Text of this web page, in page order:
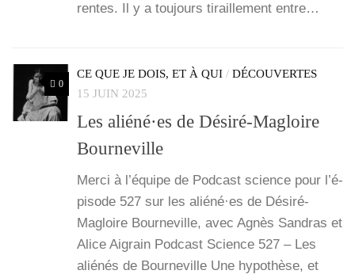
rentes. Il y a tou­jours tiraille­ment entre…
0
CE QUE JE DOIS, ET À QUI / DÉCOUVERTES
15 JUIN 2025
Les aliéné·es de Désiré-Magloire
Bourneville
Mer­ci à l’é­quipe de Pod­cast science pour l’é­
pi­sode 527 sur les aliéné·es de Dés­i­­ré-
Magloire Bour­ne­ville, avec Agnès San­dras et
Alice Aigrain Pod­cast Science 527 – Les
alié­nés de Bour­ne­ville Une hypo­thèse, et